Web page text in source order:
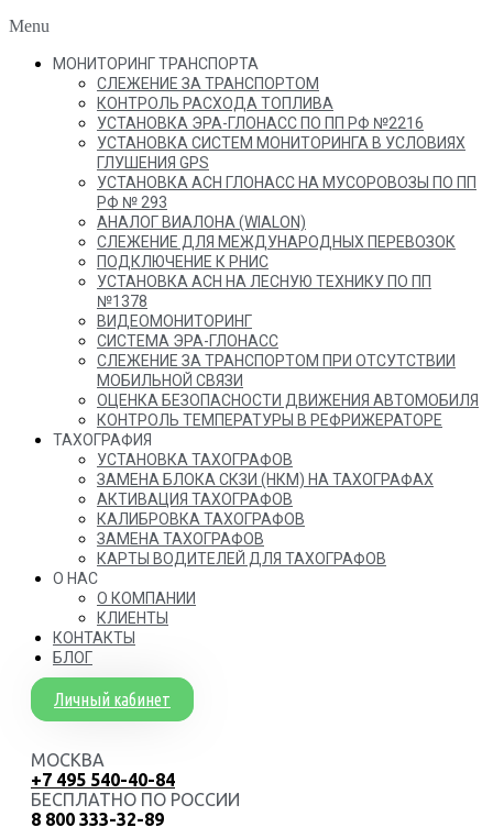
Menu
МОНИТОРИНГ ТРАНСПОРТА
СЛЕЖЕНИЕ ЗА ТРАНСПОРТОМ
КОНТРОЛЬ РАСХОДА ТОПЛИВА
УСТАНОВКА ЭРА-ГЛОНАСС ПО ПП РФ №2216
УСТАНОВКА СИСТЕМ МОНИТОРИНГА В УСЛОВИЯХ
ГЛУШЕНИЯ GPS
УСТАНОВКА АСН ГЛОНАСС НА МУСОРОВОЗЫ ПО ПП
РФ № 293
АНАЛОГ ВИАЛОНА (WIALON)
СЛЕЖЕНИЕ ДЛЯ МЕЖДУНАРОДНЫХ ПЕРЕВОЗОК
ПОДКЛЮЧЕНИЕ К РНИС
УСТАНОВКА АСН НА ЛЕСНУЮ ТЕХНИКУ ПО ПП
№1378
ВИДЕОМОНИТОРИНГ
СИСТЕМА ЭРА-ГЛОНАСС
СЛЕЖЕНИЕ ЗА ТРАНСПОРТОМ ПРИ ОТСУТСТВИИ
МОБИЛЬНОЙ СВЯЗИ
ОЦЕНКА БЕЗОПАСНОСТИ ДВИЖЕНИЯ АВТОМОБИЛЯ
КОНТРОЛЬ ТЕМПЕРАТУРЫ В РЕФРИЖЕРАТОРЕ
ТАХОГРАФИЯ
УСТАНОВКА ТАХОГРАФОВ
ЗАМЕНА БЛОКА СКЗИ (НКМ) НА ТАХОГРАФАХ
АКТИВАЦИЯ ТАХОГРАФОВ
КАЛИБРОВКА ТАХОГРАФОВ
ЗАМЕНА ТАХОГРАФОВ
КАРТЫ ВОДИТЕЛЕЙ ДЛЯ ТАХОГРАФОВ
О НАС
О КОМПАНИИ
КЛИЕНТЫ
КОНТАКТЫ
БЛОГ
Личный кабинет
МОСКВА
+7 495 540-40-84
БЕСПЛАТНО ПО РОССИИ
8 800 333-32-89